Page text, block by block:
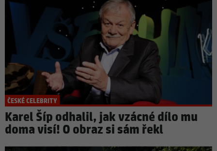
ČESKÉ CELEBRITY
Karel Šíp odhalil, jak vzácné dílo mu
doma visí! O obraz si sám řekl